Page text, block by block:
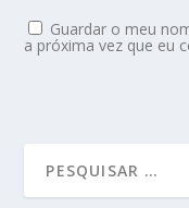
Guardar o meu
a próxima vez que eu